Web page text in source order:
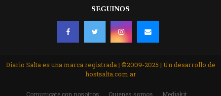
SEGUINOS
Diario Salta es una marca registrada | ©2009-2025 | Un desarrollo de
hostsalta.com.ar
Comunicate con nosotros Quienes somos Mediakit